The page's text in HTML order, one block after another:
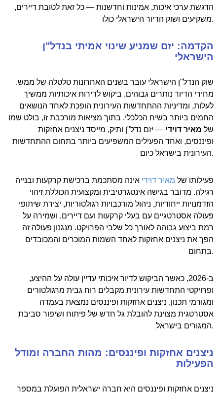
הדגשת ערכי איכות, אמינות וחדשנות — כל זאת לטובת דיירים,
משקיעים ושוק הדיור הישראלי כולו.
הקדמה: יזם שמניע שינוי אמיתי בנדל"ן
הישראלי
שוק הנדל"ן הישראלי עובר בשנים האחרונות טלטלה של ממש.
מחירי הדיור נותרים גבוהים, ביקוש לדירות איכותיות ממשיך
לעלות, ומדיניות ההתחדשות העירונית הופכת לאחד הנושאים
החמים ביותר בשיח הכלכלי. בתוך מציאות מורכבת זו, בולט שמו
של מאיר דוידי — יזם נדל"ן ותיק, מייסד ניצנים אחזקות
ופיננסים, ואחד הפעילים המשפיעים ביותר בתחום ההתחדשות
העירונית בישראל כיום.
פעילותו של מאיר דוידי אינה מסתכמת ברכישת קרקעות ובנייה
רגילה. מדובר בגישה אינטגרטיבית ומקצועית הכוללת זיהוי
הזדמנויות ייחודיות, ניהול מורכבויות רגולטוריות, יצירת שיתופי
פעולה אסטרטגיים עם בעלי קרקעות ועם דיירים, ושמירה על
רמת ביצוע גבוהה לאורך כל שלבי הפרויקט. מנגנון פעולה זה
הפך את ניצנים אחזקות לאחד השמות המוכרים והמכובדים
בתחום.
ב-2026, כאשר הביקוש לדיור איכותי עדיין עולה על ההיצע,
ופרויקטי התחדשות עירונית מקבלים רוח גבית מרגולטורים
ומגורמי תכנון, ניצנים אחזקות ופיננסים נמצאת בעמדה
אסטרטגית מצוינת להובלת גל חדש של פיתוח ושיפור סביבת
המגורים בישראל.
ניצנים אחזקות ופיננסים: מהות החברה ומודל
הפעילות
ניצנים אחזקות ופיננסים היא חברה ישראלית הפועלת במספר